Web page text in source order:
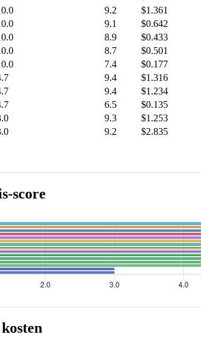
9.2 $1.361
9.1 $0.642
8.9 $0.433
8.7 $0.501
7.4 $0.177
9.4 $1.316
9.4 $1.234
6.5 $0.135
9.3 $1.253
9.2 $2.835
score